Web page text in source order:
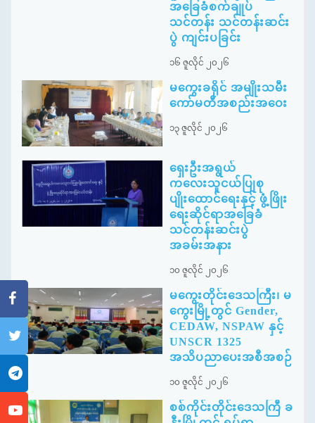
အခြေခံစက်ချုပ်
သင်တန်း သင်တန်းဆင်း
ပွဲ ကျင်းပခြင်း
၁၆ ဇူလိုင် ၂၀၂၆
မကွေးခရိုင် အမျိုးသမီး
ကော်မတီအစည်းအဝေး
၁၃ ဇူလိုင် ၂၀၂၆
ရှေးဦးအရွယ်
ကလေးသူငယ်ပြုစု
ပျိုးထောင်ရေးနှင့် ဖွံ့ဖြိုး
ရေးဆိုင်ရာအခြေခံ
သင်တန်းဆင်းပွဲ
အခမ်းအနား
၁၀ ဇူလိုင် ၂၀၂၆
မကွေးတိုင်းဒေသကြီး၊ မ
ကွေးမြို့တွင် Gender,
CEDAW, NSPAW နှင့်
UNSCR 1325
အသိပညာပေးအစီအစဉ်
၁၀ ဇူလိုင် ၂၀၂၆
စစ်ကိုင်းတိုင်းဒေသကြီ ခ